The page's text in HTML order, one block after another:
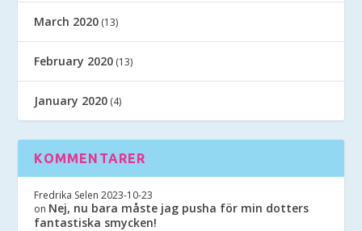
March 2020 (13)
February 2020 (13)
January 2020 (4)
KOMMENTARER
Fredrika Selen 2023-10-23
on Nej, nu bara måste jag pusha för min dotters
fantastiska smycken!